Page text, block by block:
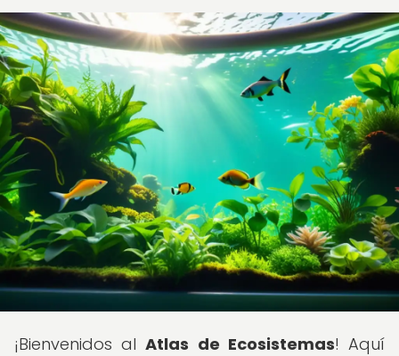
¡Bienvenidos alAtlas de Ecosistemas! Aquí